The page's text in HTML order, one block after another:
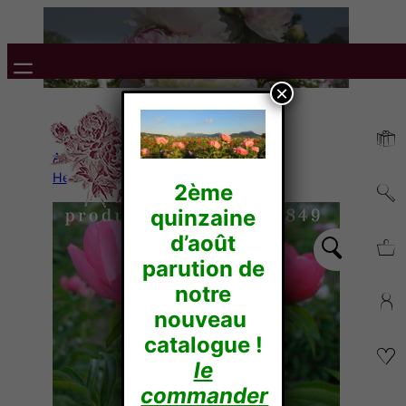
Accueil/Pivoines
Herbacées/
2ème
quinzaine
d’août
parution de
notre
nouveau
catalogue !
le
commander
×